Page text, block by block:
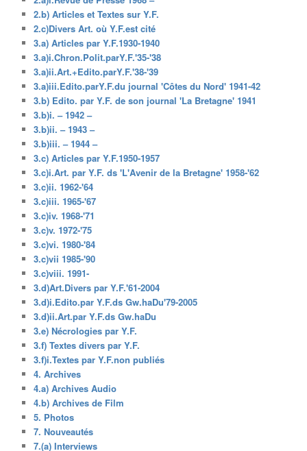
2.b) Articles et Textes sur Y.F.
2.c)Divers Art. où Y.F.est cité
3.a) Articles par Y.F.1930-1940
3.a)i.Chron.Polit.parY.F.'35-'38
3.a)ii.Art.+Edito.parY.F.'38-'39
3.a)iii.Edito.parY.F.du journal 'Côtes du Nord' 1941-42
3.b) Edito. par Y.F. de son journal 'La Bretagne' 1941
3.b)i. – 1942 –
3.b)ii. – 1943 –
3.b)iii. – 1944 –
3.c) Articles par Y.F.1950-1957
3.c)i.Art. par Y.F. ds 'L'Avenir de la Bretagne' 1958-'62
3.c)ii. 1962-'64
3.c)iii. 1965-'67
3.c)iv. 1968-'71
3.c)v. 1972-'75
3.c)vi. 1980-'84
3.c)vii 1985-'90
3.c)viii. 1991-
3.d)Art.Divers par Y.F.'61-2004
3.d)i.Edito.par Y.F.ds Gw.haDu'79-2005
3.d)ii.Art.par Y.F.ds Gw.haDu
3.e) Nécrologies par Y.F.
3.f) Textes divers par Y.F.
3.f)i.Textes par Y.F.non publiés
4. Archives
4.a) Archives Audio
4.b) Archives de Film
5. Photos
7. Nouveautés
7.(a) Interviews